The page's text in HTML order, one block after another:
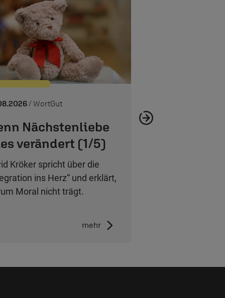
/ WortGut
Nächstenliebe
verändert (1/5)
Kröker spricht über die
ins Herz“ und erklärt,
Moral nicht trägt.
mehr